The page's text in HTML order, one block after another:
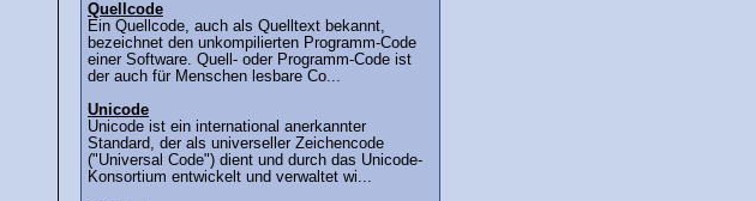
Quellcode
Ein Quellcode, auch als Quelltext bekannt,
bezeichnet den unkompilierten Programm-Code
einer Software. Quell- oder Programm-Code ist
der auch für Menschen lesbare Co...
Unicode
Unicode ist ein international anerkannter
Standard, der als universeller Zeichencode
("Universal Code") dient und durch das Unicode-
Konsortium entwickelt und verwaltet wi...